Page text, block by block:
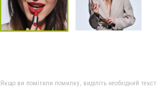
Якщо ви помітили помилку, виділіть необхідний